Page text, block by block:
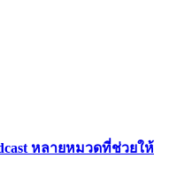
หลายหมวดที่ช่วยให้